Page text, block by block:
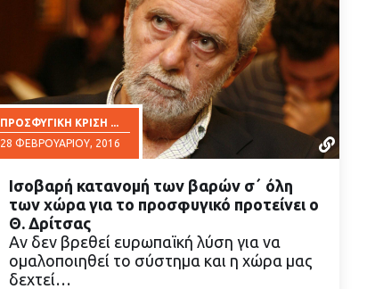
ΠΡΟΣΦΥΓΙΚΉ ΚΡΊΣΗ ...
28 ΦΕΒΡΟΥΑΡΊΟΥ, 2016
ΔΙΑΒΑΣΤΕ ΠΕΡΙΣΣΟΤΕΡΑ
Ισοβαρή κατανομή των βαρών σ΄ όλη
των χώρα για το προσφυγικό προτείνει ο
Θ. Δρίτσας
Αν δεν βρεθεί ευρωπαϊκή λύση για να
ομαλοποιηθεί το σύστημα και η χώρα μας
δεχτεί…